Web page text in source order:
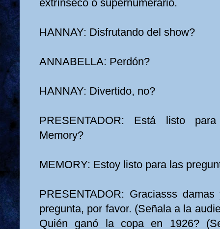
extrínseco o supernumerario.
HANNAY: Disfrutando del show?
ANNABELLA: Perdón?
HANNAY: Divertido, no?
PRESENTADOR: Está listo
Memory?
MEMORY: Estoy listo para las
PRESENTADOR: Graciasss
pregunta, por favor. (Señala a la
Quién ganó la copa en 1926?